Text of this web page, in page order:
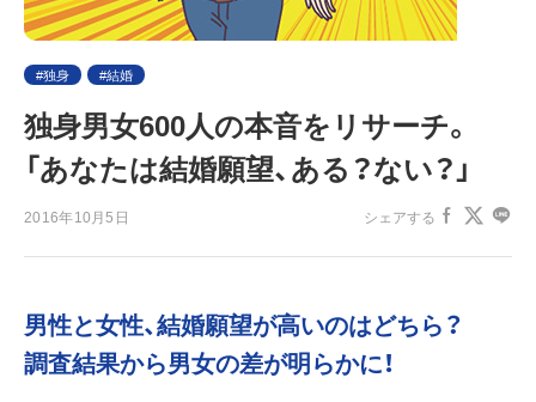
独身 結婚
独身男女600人の本音をリサーチ。
「あなたは結婚願望、ある？ない？」
2016年10月5日 シェアする
男性と女性、結婚願望が高いのはどちら？
調査結果から男女の差が明らかに！